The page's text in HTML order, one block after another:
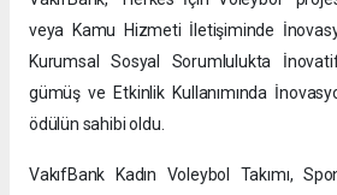
veya Kamu Hizmeti İletişiminde
Kurumsal Sosyal Sorumlulukta
gümüş ve Etkinlik Kullanımında
ödülün sahibi oldu.
VakıfBank Kadın Voleybol Takımı,